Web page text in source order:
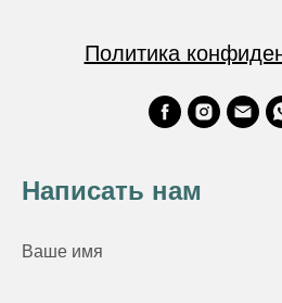
Политика
Написать нам
Ваше имя